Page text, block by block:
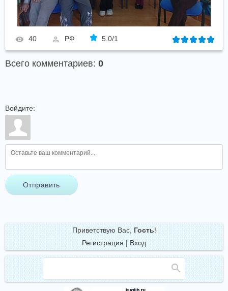
40 РФ 5.0/1
Всего комментариев: 0
Войдите:
Отправить
Приветствую Вас, Гость!
Регистрация | Вход